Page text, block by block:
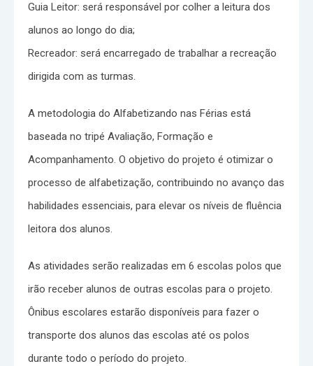
Guia Leitor: será responsável por colher a leitura dos
alunos ao longo do dia;
Recreador: será encarregado de trabalhar a recreação
dirigida com as turmas.
A metodologia do Alfabetizando nas Férias está
baseada no tripé Avaliação, Formação e
Acompanhamento. O objetivo do projeto é otimizar o
processo de alfabetização, contribuindo no avanço das
habilidades essenciais, para elevar os níveis de fluência
leitora dos alunos.
As atividades serão realizadas em 6 escolas polos que
irão receber alunos de outras escolas para o projeto.
Ônibus escolares estarão disponíveis para fazer o
transporte dos alunos das escolas até os polos
durante todo o período do projeto.